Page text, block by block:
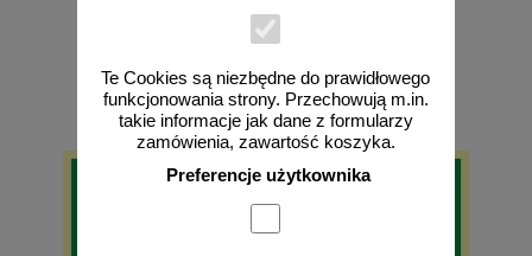
Te Cookies są niezbędne do prawidłowego
funkcjonowania strony. Przechowują m.in.
takie informacje jak dane z formularzy
zamówienia, zawartość koszyka.
Preferencje użytkownika
do koszyka do koszyka